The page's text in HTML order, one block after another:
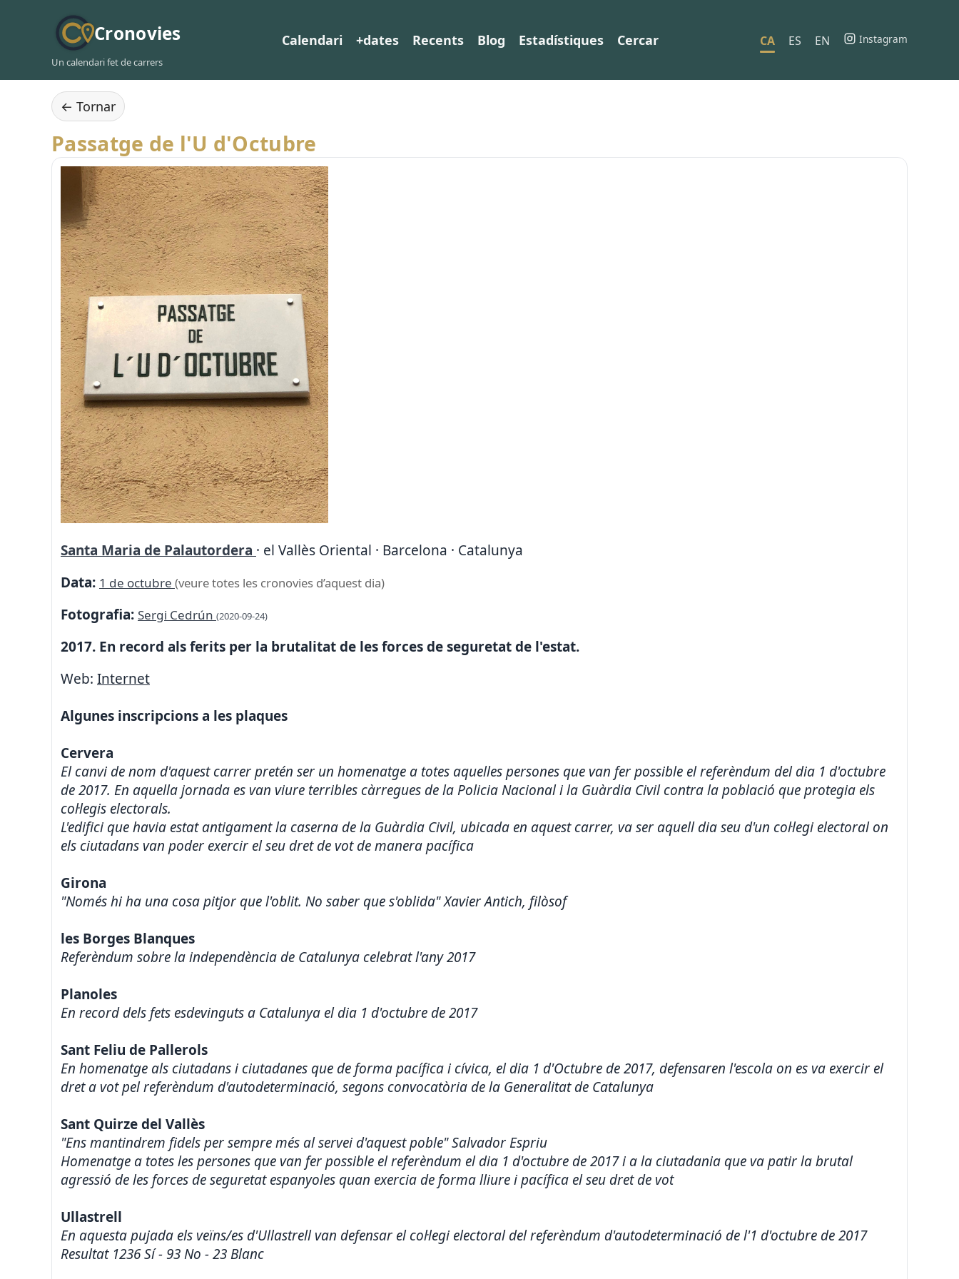
Cronovies
Un calendari fet de carrers
Calendari +dates Recents Blog Estadístiques Cercar CA ES EN Instagram
← Tornar
Passatge de l'U d'Octubre
Santa Maria de Palautordera · el Vallès Oriental · Barcelona · Catalunya
Data: 1 de octubre (veure totes les cronovies d’aquest dia)
Fotografia: Sergi Cedrún (2020-09-24)
2017. En record als ferits per la brutalitat de les forces de seguretat de l'estat.
Web: Internet
Algunes inscripcions a les plaques
Cervera
El canvi de nom d'aquest carrer pretén ser un homenatge a totes aquelles persones que van fer possible el referèndum del dia 1 d'octubre
de 2017. En aquella jornada es van viure terribles càrregues de la Policia Nacional i la Guàrdia Civil contra la població que protegia els
col·legis electorals.
L'edifici que havia estat antigament la caserna de la Guàrdia Civil, ubicada en aquest carrer, va ser aquell dia seu d'un col·legi electoral on
els ciutadans van poder exercir el seu dret de vot de manera pacífica
Girona
"Només hi ha una cosa pitjor que l'oblit. No saber que s'oblida" Xavier Antich, filòsof
les Borges Blanques
Referèndum sobre la independència de Catalunya celebrat l'any 2017
Planoles
En record dels fets esdevinguts a Catalunya el dia 1 d'octubre de 2017
Sant Feliu de Pallerols
En homenatge als ciutadans i ciutadanes que de forma pacífica i cívica, el dia 1 d'Octubre de 2017, defensaren l'escola on es va exercir el
dret a vot pel referèndum d'autodeterminació, segons convocatòria de la Generalitat de Catalunya
Sant Quirze del Vallès
"Ens mantindrem fidels per sempre més al servei d'aquest poble" Salvador Espriu
Homenatge a totes les persones que van fer possible el referèndum el dia 1 d'octubre de 2017 i a la ciutadania que va patir la brutal
agressió de les forces de seguretat espanyoles quan exercia de forma lliure i pacífica el seu dret de vot
Ullastrell
En aquesta pujada els veïns/es d'Ullastrell van defensar el col·legi electoral del referèndum d'autodeterminació de l'1 d'octubre de 2017
Resultat 1236 Sí - 93 No - 23 Blanc